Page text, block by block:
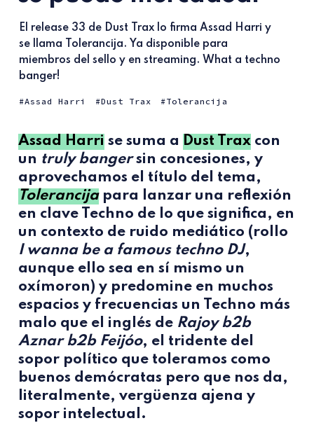
El release 33 de Dust Trax lo firma Assad Harri y
se llama Tolerancija. Ya disponible para
miembros del sello y en streaming. What a techno
banger!
Assad Harri Dust Trax Tolerancija
Assad Harri se suma a Dust Traxcon
un truly bangersin concesiones, y
aprovechamos el título del tema,
Tolerancijapara lanzar una reflexión
en clave Techno de lo que significa, en
un contexto de ruido mediático (rollo
I wanna be a famous techno DJ,
aunque ello sea en sí mismo un
oxímoron) y predomine en muchos
espacios y frecuencias un Techno más
malo que el inglés de Rajoy b2b
Aznar b2b Feijóo, el tridente del
sopor político que toleramos como
buenos demócratas pero que nos da,
literalmente, vergüenza ajena y
sopor intelectual.